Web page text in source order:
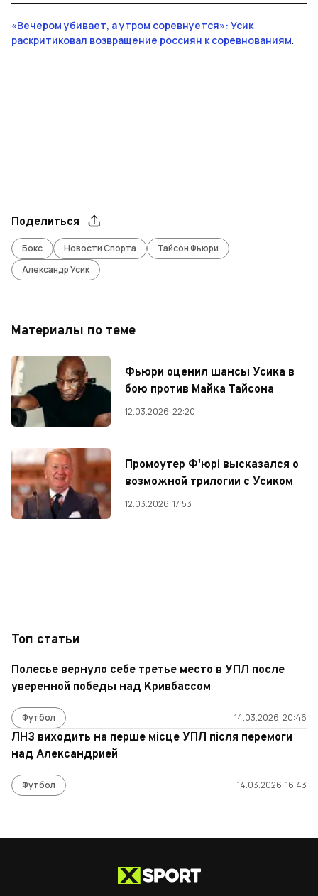
«Вечером убивает, а утром соревнуется»: Усик
раскритиковал возвращение россиян к соревнованиям.
Поделиться
Бокс Новости Спорта
Тайсон Фьюри
Александр Усик
Материалы по теме
Фьюри оценил шансы Усика в
бою против Майка Тайсона
12.03.2026, 22:20
Промоутер Ф'юрі высказался о
возможной трилогии с Усиком
12.03.2026, 17:53
Топ статьи
Полесье вернуло себе третье место в УПЛ после
уверенной победы над Кривбассом
Футбол 14.03.2026, 20:46
ЛНЗ виходить на перше місце УПЛ після перемоги
над Александрией
Футбол 14.03.2026, 16:43